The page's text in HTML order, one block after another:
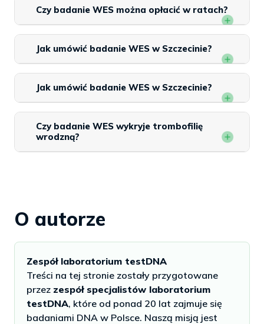
Czy badanie WES można opłacić w ratach?
Jak umówić badanie WES w Szczecinie?
Jak umówić badanie WES w Szczecinie?
Czy badanie WES wykryje trombofilię
wrodzną?
O autorze
Zespół laboratorium testDNA
Treści na tej stronie zostały przygotowane
przez zespół specjalistów laboratorium
testDNA, które od ponad 20 lat zajmuje się
badaniami DNA w Polsce. Naszą misją jest